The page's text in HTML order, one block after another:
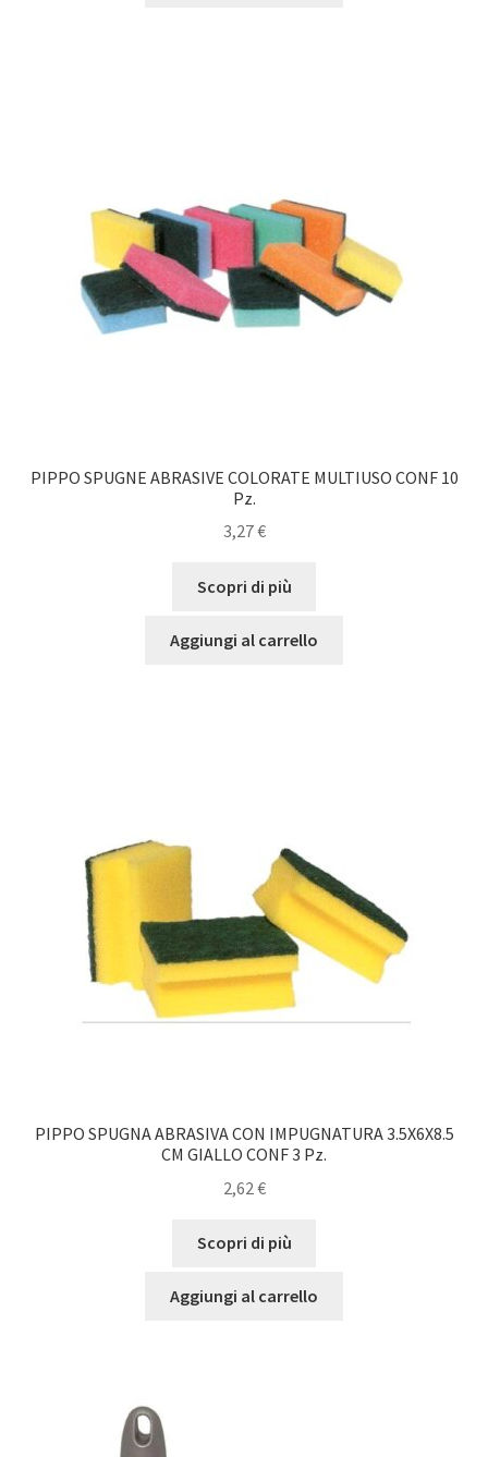
PIPPO SPUGNE ABRASIVE COLORATE MULTIUSO CONF 10
Pz.
3,27€
Scopri di più
Aggiungi al carrello
PIPPO SPUGNA ABRASIVA CON IMPUGNATURA 3.5X6X8.5
CM GIALLO CONF 3 Pz.
2,62 €
Scopri di più
Aggiungi al carrello